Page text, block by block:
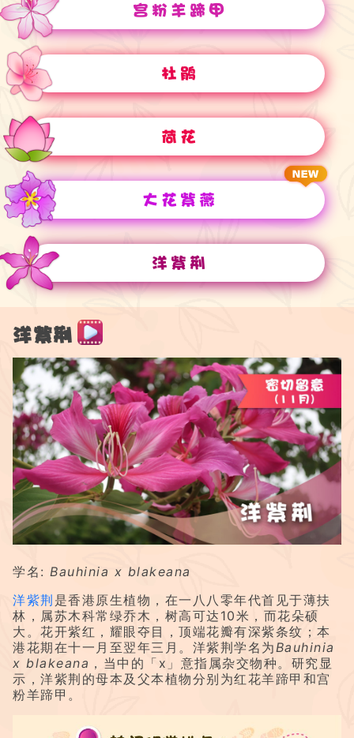
宫粉羊蹄甲
杜鹃
荷花
大花紫薇
洋紫荆
洋紫荆
学名: Bauhinia x blakeana
洋紫荆 是香港原生植物，在一八八零年代首见于薄扶
林，属苏木科常绿乔木，树高可达10米，而花朵硕
大。花开紫红，耀眼夺目，顶端花瓣有深紫条纹；本
港花期在十一月至翌年三月。洋紫荆学名为Bauhinia
x blakeana ，当中的「x」意指属杂交物种。研究显
示，洋紫荆的母本及父本植物分别为红花羊蹄甲和宫
粉羊蹄甲。